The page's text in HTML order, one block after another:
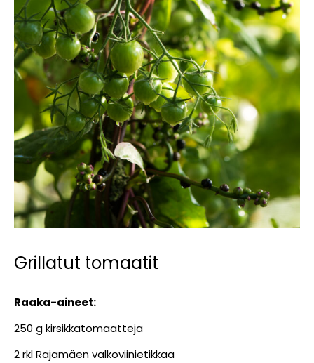
Grillatut tomaatit
Raaka-aineet:
250 g kirsikkatomaatteja
2 rkl Rajamäen valkoviinietikkaa